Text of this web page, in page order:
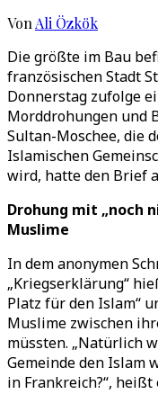
Von Ali Özkök
Die größte im Bau
französischen Stadt
Donnerstag zufolge
Morddrohungen und
Sultan-Moschee, die
Islamischen
wird, hatte den Brief
Drohung mit „noch
Muslime
In dem anonymen
„Kriegserklärung“
Platz für den Islam“
Muslime zwischen
müssten. „Natürlich
Gemeinde den Islam
in Frankreich?“,